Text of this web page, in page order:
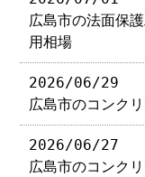
広島市の法面保
用相場
2026/06/29
広島市のコンク
2026/06/27
広島市のコンク